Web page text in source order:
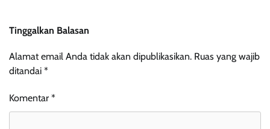
Tinggalkan Balasan
Alamat email Anda tidak akan dipublikasikan. Ruas yang wajib
ditandai *
Komentar *